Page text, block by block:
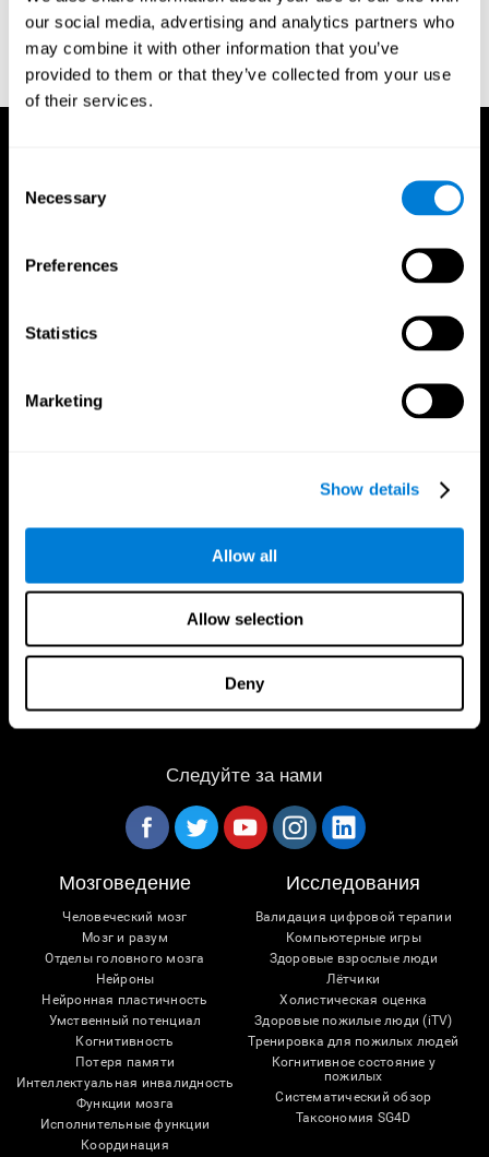
our social media, advertising and analytics partners who
may combine it with other information that you’ve
provided to them or that they’ve collected from your use
of their services.
Selection
Necessary
Preferences
Statistics
Marketing
Show details
Allow all
Allow selection
Deny
Pacific Books.
Porteus, S. D. (1950). The Porteus Maze Test and intelligence.
Pacific Books.
Приложение CogniFit
Следуйте за нами
Мозговедение
Человеческий мозг
Мозг и разум
Отделы головного мозга
Нейроны
Нейронная пластичность
Умственный потенциал
Когнитивность
Потеря памяти
Интеллектуальная инвалидность
Функции мозга
Исполнительные функции
Координация
Исследования
Валидация цифровой терапии
Компьютерные игры
Здоровые взрослые люди
Лётчики
Холистическая оценка
Здоровые пожилые люди (iTV)
Тренировка для пожилых людей
Когнитивное состояние у
пожилых
Систематический обзор
Таксономия SG4D